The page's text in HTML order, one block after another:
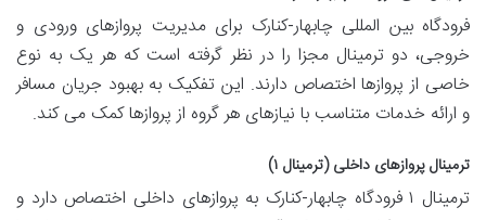
فرودگاه بین المللی چابهار-کنارک برای مدیریت پروازهای ورودی و
خروجی، دو ترمینال مجزا را در نظر گرفته است که هر یک به نوع
خاصی از پروازها اختصاص دارند. این تفکیک به بهبود جریان مسافر
و ارائه خدمات متناسب با نیازهای هر گروه از پروازها کمک می کند.
ترمینال پروازهای داخلی (ترمینال ۱)
ترمینال ۱ فرودگاه چابهار-کنارک به پروازهای داخلی اختصاص دارد و